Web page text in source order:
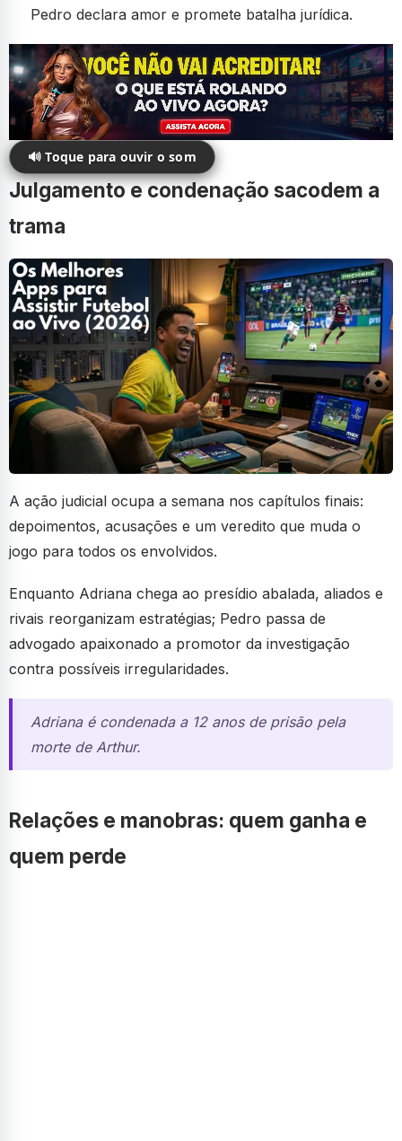
Pedro declara amor e promete batalha jurídica.
🔊 Toque para ouvir o som
Julgamento e condenação sacodem a
trama
A ação judicial ocupa a semana nos capítulos finais:
depoimentos, acusações e um veredito que muda o
jogo para todos os envolvidos.
Enquanto Adriana chega ao presídio abalada, aliados e
rivais reorganizam estratégias; Pedro passa de
advogado apaixonado a promotor da investigação
contra possíveis irregularidades.
Adriana é condenada a 12 anos de prisão pela
morte de Arthur.
Relações e manobras: quem ganha e
quem perde